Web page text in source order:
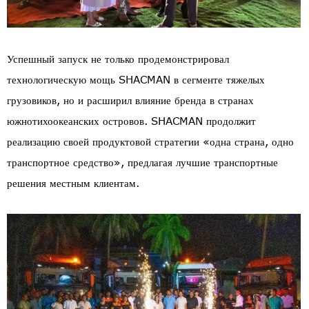
Успешный запуск не только продемонстрировал
технологическую мощь SHACMAN в сегменте тяжелых
грузовиков, но и расширил влияние бренда в странах
южнотихоокеанских островов. SHACMAN продолжит
реализацию своей продуктовой стратегии «одна страна, одно
транспортное средство», предлагая лучшие транспортные
решения местным клиентам.